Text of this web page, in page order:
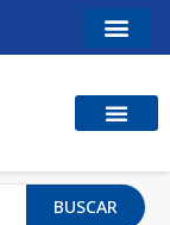
BUSCAR